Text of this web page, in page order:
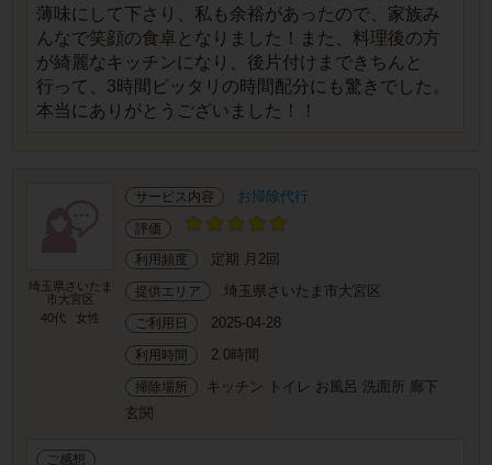
薄味にして下さり、私も余裕があったので、家族み
んなで笑顔の食卓となりました！また、料理後の方
が綺麗なキッチンになり、後片付けまできちんと
行って、3時間ピッタリの時間配分にも驚きでした。
本当にありがとうございました！！
埼玉県さいたま
市大宮区
40代
女性
サービス内容 お掃除代行
評価
利用頻度 定期 月2回
提供エリア 埼玉県さいたま市大宮区
ご利用日 2025-04-28
利用時間 2.0時間
掃除場所
キッチン トイレ お風呂 洗面所 廊下
玄関
ご感想